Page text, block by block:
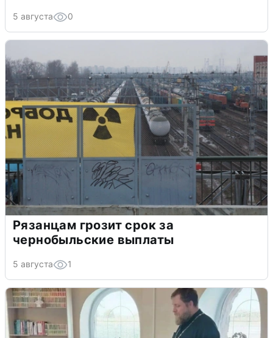
5 августа 0
Рязанцам грозит срок за
чернобыльские выплаты
5 августа 1